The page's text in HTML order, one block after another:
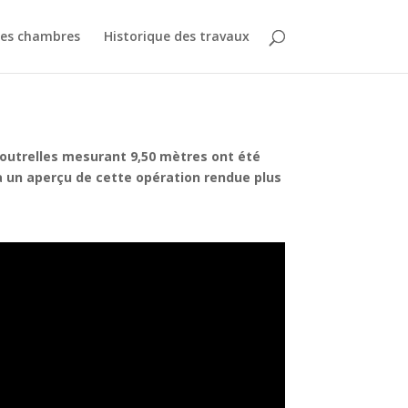
chambres Historique des travaux
mesurant 9,50 mètres ont été
aperçu de cette opération rendue plus